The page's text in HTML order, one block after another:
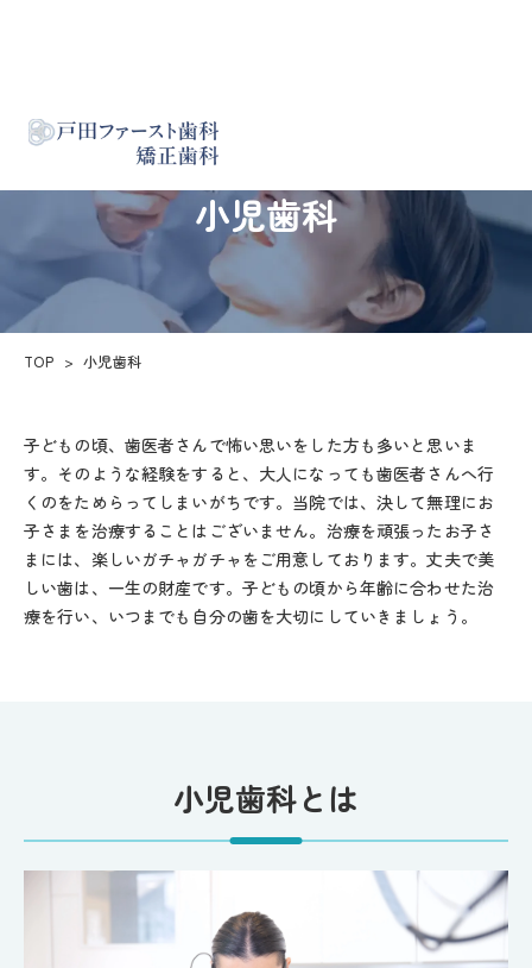
小児歯科
TOP 小児歯科
子どもの頃、歯医者さんで怖い思いをした方も多いと思いま
す。そのような経験をすると、大人になっても歯医者さんへ行
くのをためらってしまいがちです。当院では、決して無理にお
子さまを治療することはございません。治療を頑張ったお子さ
まには、楽しいガチャガチャをご用意しております。丈夫で美
しい歯は、一生の財産です。子どもの頃から年齢に合わせた治
療を行い、いつまでも自分の歯を大切にしていきましょう。
小児歯科とは